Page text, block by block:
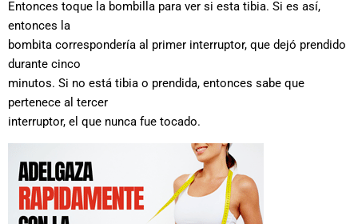
Entonces toque la bombilla para ver si esta tibia. Si es así,
entonces la
bombita correspondería al primer interruptor, que dejó prendido
durante cinco
minutos. Si no está tibia o prendida, entonces sabe que
pertenece al tercer
interruptor, el que nunca fue tocado.